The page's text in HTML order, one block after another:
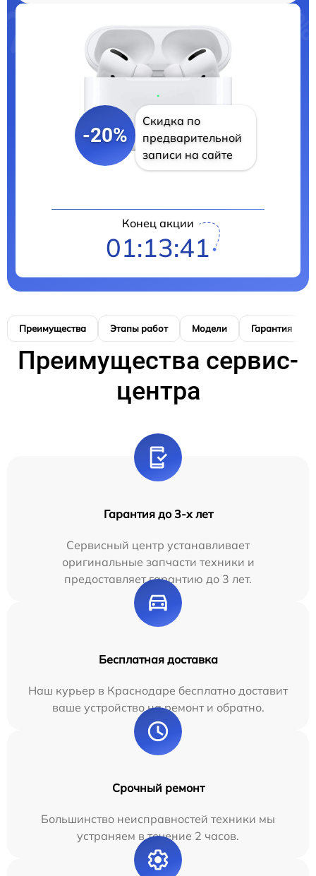
-20%
Скидка по
предварительной
записи на сайте
Конец акции
01:13:40
Преимущества Этапы работ Модели Гарантия
Преимущества сервис-
центра
Гарантия до 3-х лет
Сервисный центр устанавливает
оригинальные запчасти техники и
предоставляет гарантию до 3 лет.
Бесплатная доставка
Наш курьер в Краснодаре бесплатно доставит
ваше устройство на ремонт и обратно.
Срочный ремонт
Большинство неисправностей техники мы
устраняем в течение 2 часов.